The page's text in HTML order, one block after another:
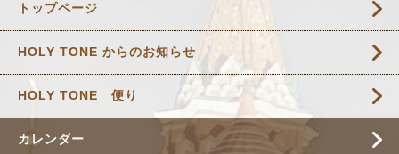
トップページ
HOLY TONE からのお知らせ
HOLY TONE 便り
カレンダー